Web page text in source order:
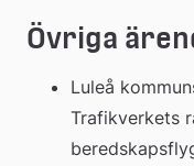
Övriga
Luleå
Trafikverkets